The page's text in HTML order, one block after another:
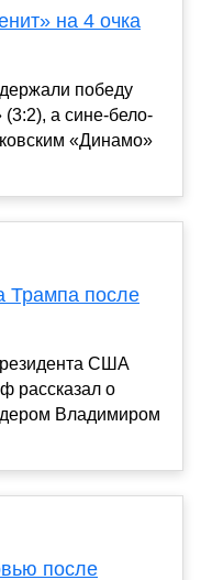
на 4 очка
победу
а сине-бело-
«Динамо»
Трампа после
США
рассказал о
Владимиром
после